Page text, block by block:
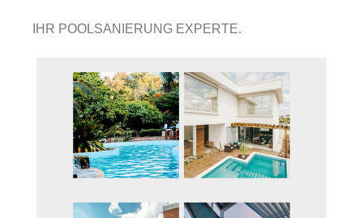
IHR POOLSANIERUNG EXPERTE.